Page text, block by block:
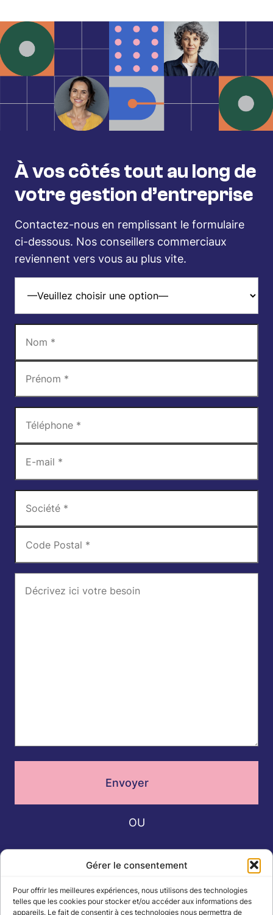
Gérer le consentement
Pour offrir les meilleures expériences, nous utilisons des technologies
telles que les cookies pour stocker et/ou accéder aux informations des
appareils. Le fait de consentir à ces technologies nous permettra de
À vos côtés tout au long de
votre gestion d’entreprise
Contactez-nous en remplissant le formulaire
ci-dessous. Nos conseillers commerciaux
reviennent vers vous au plus vite.
Envoyer
OU
Appelez au :02 51 13 73 73